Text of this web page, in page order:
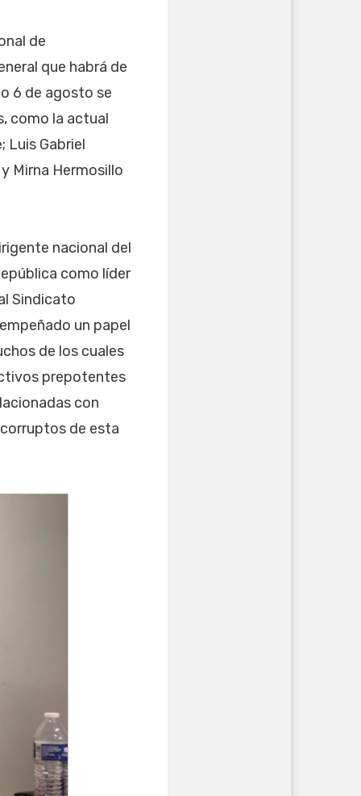
de
que habrá de
6 de agosto se
como la actual
Luis Gabriel
Mirna Hermosillo
nacional del
como líder
Sindicato
un papel
de los cuales
prepotentes
con
de esta